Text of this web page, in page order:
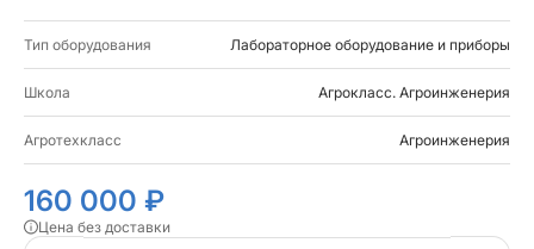
Тип оборудования Лабораторное оборудование и приборы
Школа Агрокласс. Агроинженерия
Агротехкласс Агроинженерия
160 000 ₽
Цена без доставки